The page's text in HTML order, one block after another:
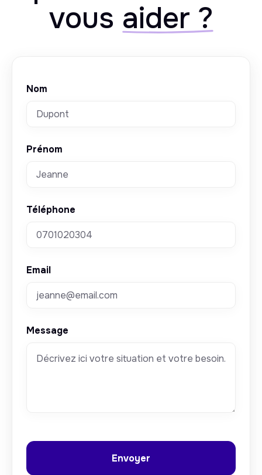
vous aider ?
Nom
Prénom
Téléphone
Email
Message